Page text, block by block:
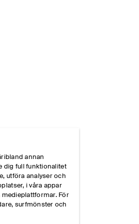
annan
dig full funktionalitet
utföra analyser och
i våra appar
medieplattformar. För
surfmönster och